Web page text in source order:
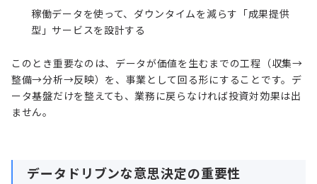
稼働データを使って、ダウンタイムを減らす「成果提供
型」サービスを設計する
このとき重要なのは、データが価値を生むまでの工程（収集→
整備→分析→反映）を、事業として回る形にすることです。デ
ータ基盤だけを整えても、業務に戻らなければ投資対効果は出
ません。
データドリブンな意思決定の重要性